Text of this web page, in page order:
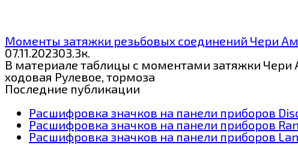
Моменты затяжки резьбовых соединений Чери
07.11.202303.3к.
В материале таблицы с моментами затяжки
ходовая Рулевое, тормоза
Последние публикации
Расшифровка значков на панели приборов
Расшифровка значков на панели приборов
Расшифровка значков на панели приборов